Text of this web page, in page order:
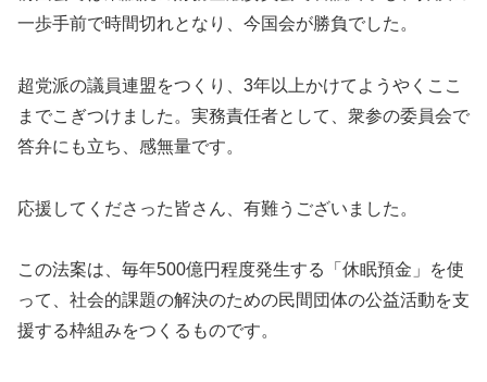
一歩手前で時間切れとなり、今国会が勝負でした。
超党派の議員連盟をつくり、3年以上かけてようやくここ
までこぎつけました。実務責任者として、衆参の委員会で
答弁にも立ち、感無量です。
応援してくださった皆さん、有難うございました。
この法案は、毎年500億円程度発生する「休眠預金」を使
って、社会的課題の解決のための民間団体の公益活動を支
援する枠組みをつくるものです。